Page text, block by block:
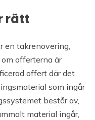
rätt
en takrenovering,
offerterna är
offert där det
som ingår
består av,
material ingår,